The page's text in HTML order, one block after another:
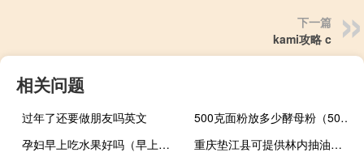
下一篇
kami攻略 c
相关问题
过年了还要做朋友吗英文
500克面粉放多少酵母粉（500克面粉放多少酵母）
孕妇早上吃水果好吗（早上吃水果好吗）
重庆垫江县可提供林内抽油烟机维修服务地址在哪